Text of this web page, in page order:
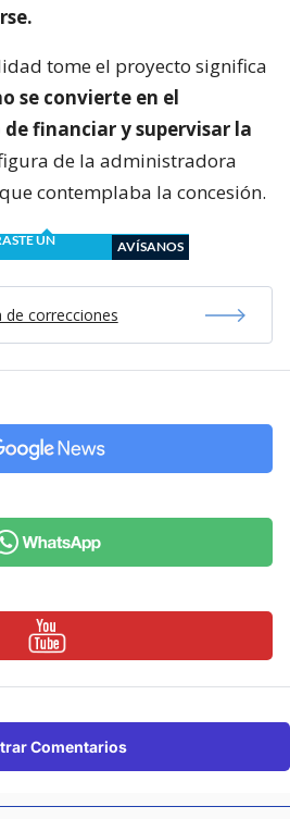
tome el proyecto significa
se convierte en el
financiar y supervisar la
de la administradora
contemplaba la concesión.
UN
AVÍSANOS
de correcciones
Comentarios